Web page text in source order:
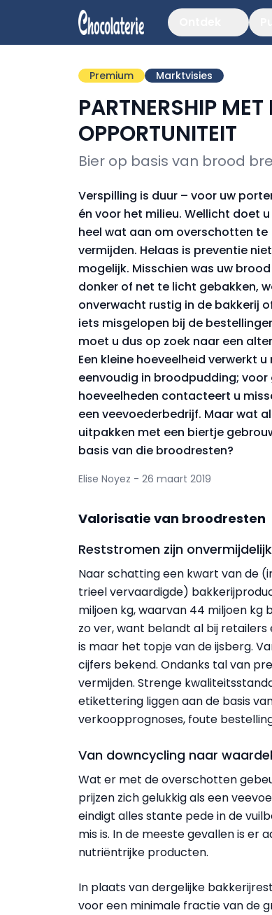
Premium Marktvisies
PARTNERSHIP
OPPORTUNITEIT
Bier op basis van brood
Verspilling is duur – voor uw
én voor het milieu. Wellicht doet
heel wat aan om overschotten te
vermijden. Helaas is preventie
mogelijk. Misschien was uw
donker of net te licht gebakken,
onverwacht rustig in de bakkerij
iets misgelopen bij de
moet u dus op zoek naar een
Een kleine hoeveelheid verwerkt u
eenvoudig in broodpudding;
hoeveelheden contacteert u
een veevoederbedrijf. Maar wat
uitpakken met een biertje
basis van die broodresten?
Elise Noyez - 26 maart 2019
Valorisatie van broodresten
Reststromen zijn onvermijdelijk
Naar schatting een kwart van de
trieel vervaardigde)
miljoen kg, waarvan 44 miljoen kg
zo ver, want belandt al bij
is maar het topje van de ijsberg.
cijfers bekend. Ondanks tal van
vermijden. Strenge
etikettering liggen aan de basis
verkoopprognoses, foute
Van downcycling naar
Wat er met de overschotten
prijzen zich gelukkig als een
eindigt alles stante pede in de
mis is. In de meeste gevallen is er
nutriëntrijke producten.
In plaats van dergelijke
voor een minimale fractie van de